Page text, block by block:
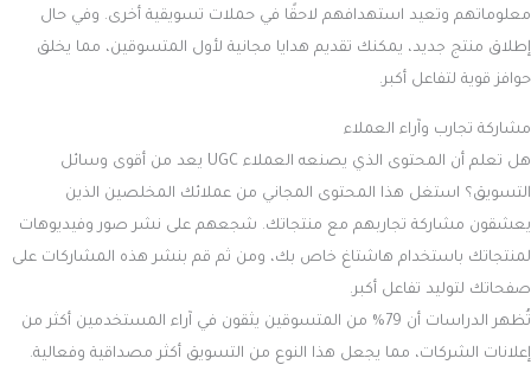
معلوماتهم وتعيد استهدافهم لاحقًا في حملات تسويقية أخرى. وفي حال
إطلاق منتج جديد، يمكنك تقديم هدايا مجانية لأول المتسوقين، مما يخلق
حوافز قوية لتفاعل أكبر.
مشاركة تجارب وآراء العملاء
هل تعلم أن المحتوى الذي يصنعه العملاء UGC يعد من أقوى وسائل
التسويق؟ استغل هذا المحتوى المجاني من عملائك المخلصين الذين
يعشقون مشاركة تجاربهم مع منتجاتك. شجعهم على نشر صور وفيديوهات
لمنتجاتك باستخدام هاشتاغ خاص بك، ومن ثم قم بنشر هذه المشاركات على
صفحاتك لتوليد تفاعل أكبر.
تُظهر الدراسات أن 79% من المتسوقين يثقون في آراء المستخدمين أكثر من
إعلانات الشركات، مما يجعل هذا النوع من التسويق أكثر مصداقية وفعالية.